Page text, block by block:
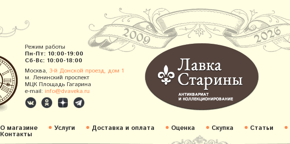
Режим работы
Пн-Пт: 10:00-19:00
Сб-Вс: 10:00-18:00
Москва, 3-й Донской проезд, дом 1
м. Ленинский проспект
МЦК Площадь Гагарина
e-mail: info@dvaveka.ru
О магазине Услуги Доставка и оплата Оценка Скупка Статьи
Контакты